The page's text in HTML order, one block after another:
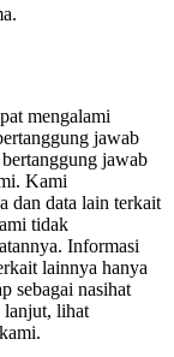
mengalami
jawab
jawab
Kami
dan data lain terkait
tidak
Informasi
lainnya hanya
sebagai nasihat
lanjut, lihat
kami.